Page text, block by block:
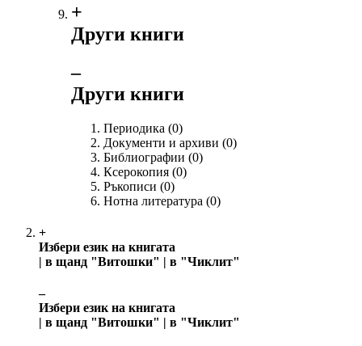
+
Други книги
‒
Други книги
Периодика (0)
Документи и архиви (0)
Библиографии (0)
Ксерокопия (0)
Ръкописи (0)
Нотна литература (0)
+
Избери език на книгата
| в щанд "Витошки" | в "Чиклит"
‒
Избери език на книгата
| в щанд "Витошки" | в "Чиклит"